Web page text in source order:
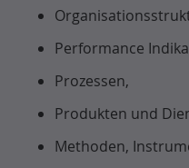
Performance
Prozessen,
Produkten und
Methoden,